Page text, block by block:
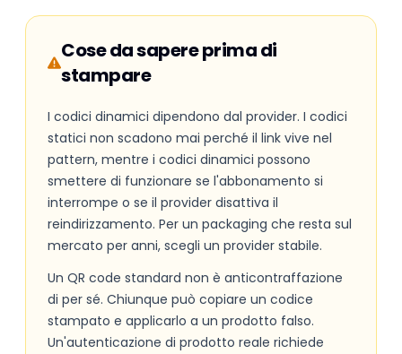
Cose da sapere prima di
stampare
I codici dinamici dipendono dal provider. I codici
statici non scadono mai perché il link vive nel
pattern, mentre i codici dinamici possono
smettere di funzionare se l'abbonamento si
interrompe o se il provider disattiva il
reindirizzamento. Per un packaging che resta sul
mercato per anni, scegli un provider stabile.
Un QR code standard non è anticontraffazione
di per sé. Chiunque può copiare un codice
stampato e applicarlo a un prodotto falso.
Un'autenticazione di prodotto reale richiede